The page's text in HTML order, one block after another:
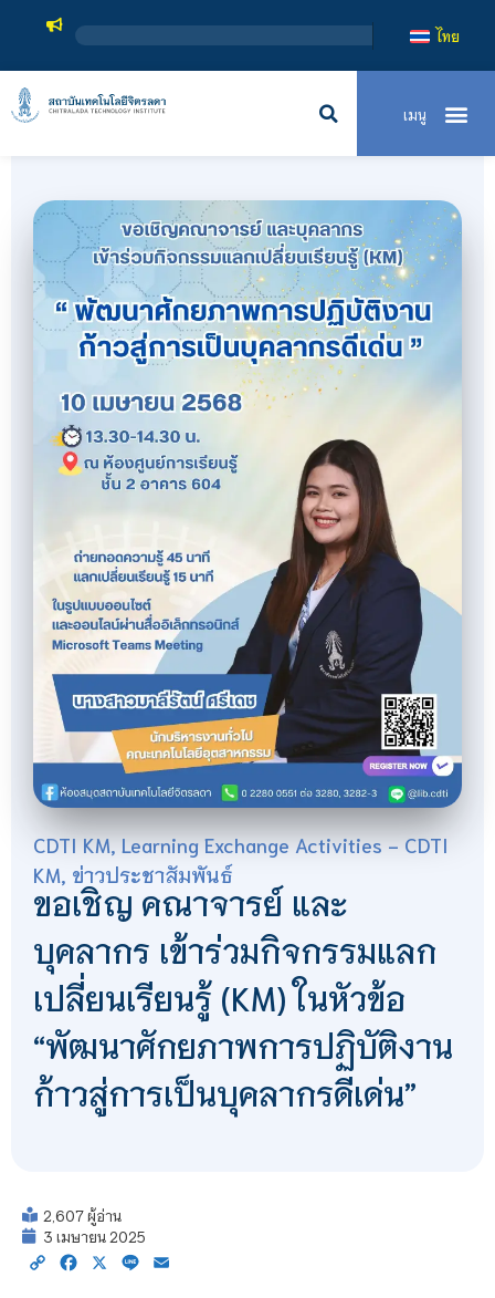
สถาบันเทคโนโล
ไทย
CDTI KM,Learning Exchange Activities - CDTI
KM, ข่าวประชาสัมพันธ์
ขอเชิญ คณาจารย์ และ
บุคลากร เข้าร่วมกิจกรรมแลก
เปลี่ยนเรียนรู้ (KM) ในหัวข้อ
“พัฒนาศักยภาพการปฏิบัติงาน
ก้าวสู่การเป็นบุคลากรดีเด่น”
2,607 ผู้อ่าน
3 เมษายน 2025
Copy Facebook
X Line